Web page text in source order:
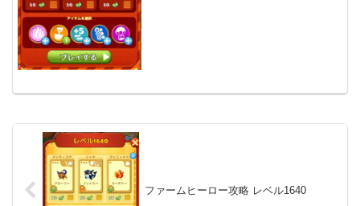
ファームヒーロー攻略 レベル1640